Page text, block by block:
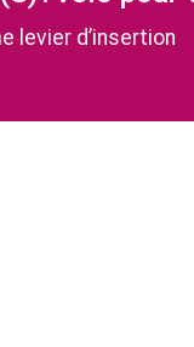
levier d’insertion